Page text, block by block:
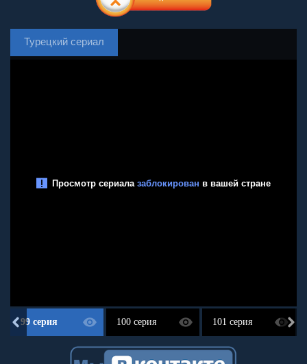
Турецкий сериал
99 серия 100 серия 101 серия